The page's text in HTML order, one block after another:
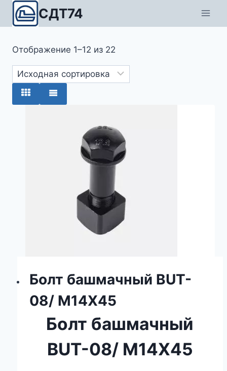
Перейти СДТ74
Отображение 1–12 из 22
Болт башмачный BUT-
08/ M14X45
Болт башмачный
BUT-08/ M14X45